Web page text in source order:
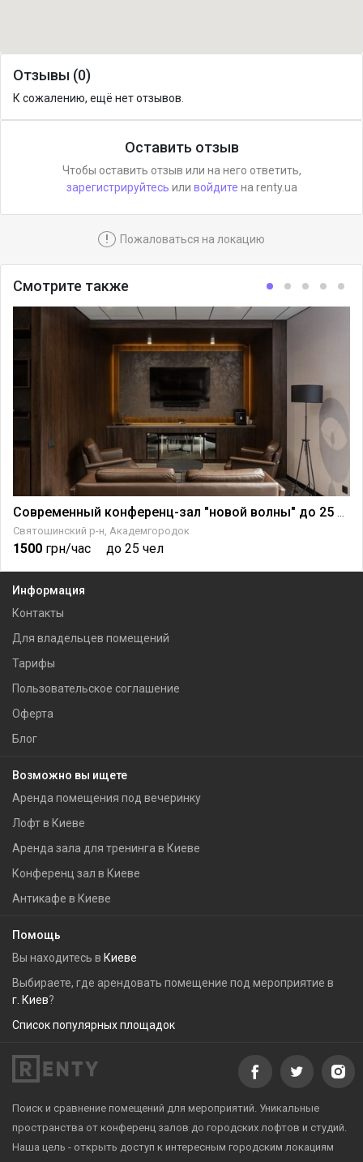
Отзывы (0)
К сожалению, ещё нет отзывов.
Оставить отзыв
Чтобы оставить отзыв или на него ответить,
зарегистрируйтесь или войдите на renty.ua
! Пожаловаться на локацию
Смотрите также
Святошинский р-н, Академгородок
1500 грн/час до 25 чел
Информация
Контакты
Для владельцев помещений
Тарифы
Пользовательское соглашение
Оферта
Блог
Возможно вы ищете
Аренда помещения под вечеринку
Лофт в Киеве
Аренда зала для тренинга в Киеве
Конференц зал в Киеве
Антикафе в Киеве
Помощь
Вы находитесь в Киеве
Выбираете, где арендовать помещение под мероприятие в
г. Киев?
Список популярных площадок
Поиск и сравнение помещений для мероприятий. Уникальные
пространства от конференц залов до городских лофтов и студий.
Наша цель - открыть доступ к интересным городским локациям